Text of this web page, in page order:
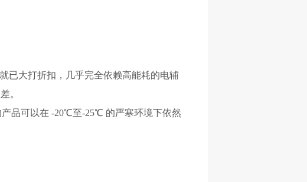
已大打折扣，几乎完全依赖高能耗的电辅
。
品可以在 -20℃至-25℃ 的严寒环境下依然